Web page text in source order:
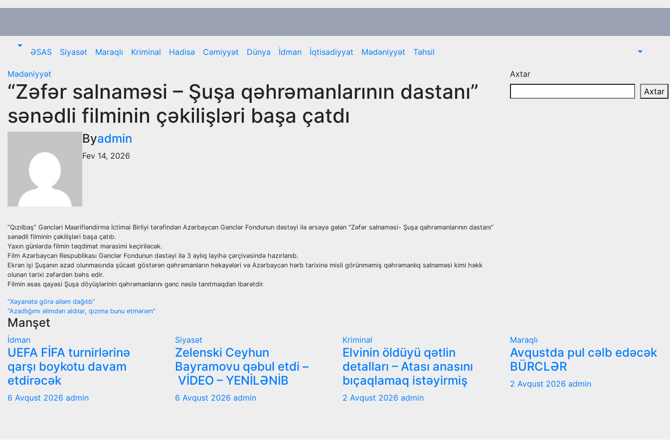
Skip
ƏSAS Siyasət Maraqlı Kriminal Hadisə Cəmiyyət Dünya İdman İqtisadiyyat Mədəniyyət Təhsil
Mədəniyyət
“Zəfər salnaməsi – Şuşa qəhrəmanlarının dastanı”
sənədli filminin çəkilişləri başa çatdı
Byadmin
Fev 14, 2026
“Qızılbaş” Gəncləri Maarifləndirmə İctimai Birliyi tərəfindən Azərbaycan Gənclər Fondunun dəstəyi ilə ərsəyə gələn “Zəfər salnaməsi- Şuşa qəhrəmanlarının dastanı”
sənədli filminin çəkilişləri başa çatıb.
Yaxın günlərdə filmin təqdimat mərasimi keçiriləcək.
Film Azərbaycan Respublikası Gənclər Fondunun dəstəyi ilə 3 aylıq layihə çərçivəsində hazırlanıb.
Ekran işi Şuşanın azad olunmasında şücaət göstərən qəhrəmanların hekayələri və Azərbaycan hərb tarixinə misli görünməmiş qəhrəmanlıq salnaməsi kimi həkk
olunan tarixi zəfərdən bəhs edir.
Filmin əsas qayəsi Şuşa döyüşlərinin qəhrəmanlarını gənc nəslə tanıtmaqdan ibarətdir.
Yazı
naviqasiyası
“Xəyanətə görə ailəm dağılıb”
“Azadlığımı əlimdən aldılar, qızıma bunu etmərəm”
Axtar
Axtar
Manşet
İdman
UEFA FİFA turnirlərinə
qarşı boykotu davam
etdirəcək
6 Avqust 2026 admin
Siyasət
Zelenski Ceyhun
Bayramovu qəbul etdi –
VİDEO – YENİLƏNİB
6 Avqust 2026 admin
Kriminal
Elvinin öldüyü qətlin
detalları – Atası anasını
bıçaqlamaq istəyirmiş
2 Avqust 2026 admin
Maraqlı
Avqustda pul cəlb edəcək
BÜRCLƏR
2 Avqust 2026 admin